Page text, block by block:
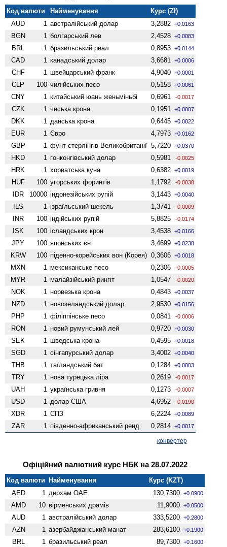
Код валюти Найменування
Курс (Zł)
AUD
1 австралійський долар 3,2882 +0.0163
BGN 1 болгарський лев 2,4528 +0.0083
BRL 1 бразильський реал 0,8953 +0.0144
CAD 1 канадський долар 3,6681 +0.0006
CHF 1 швейцарський франк 4,9040 +0.0001
CLP 100 чилійських песо 0,5158 +0.0061
CNY 1 китайський юань женьмiньбi 0,6961 -0.0017
CZK 1 чеська крона 0,1951 +0.0007
DKK 1 данська крона 0,6445 +0.0022
EUR 1 Євро 4,7973 +0.0162
GBP 1 фунт стерлінгів Велико­британії 5,7220 +0.0370
HKD 1 гонконгівський долар 0,5981 -0.0025
HRK 1 хорватська куна 0,6382 +0.0019
HUF 100 угорських форинтів 1,1792 -0.0038
IDR 10000 індонезійських рупій 3,1443 +0.0040
ILS 1 ізраїльський шекель 1,3741 -0.0009
INR 100 індійських рупій 5,8825 -0.0174
ISK 100 ісландських крон 3,4538 +0.0166
JPY 100 японських єн 3,4699 +0.0238
KRW 100 піденно-корейських вон (Корея) 0,3606 +0.0018
MXN 1 мексиканське песо 0,2306 -0.0005
MYR 1 малайзійський рингіт 1,0547 -0.0020
NOK 1 норвезька крона 0,4843 +0.0037
NZD 1 ново­зеландський долар 2,9530 +0.0156
PHP 1 філіппінське песо 0,0841 -0.0006
RON 1 новий румунський лей 0,9720 +0.0030
SEK 1 шведська крона 0,4595 +0.0018
SGD 1 сінгапурський долар 3,4002 +0.0040
THB 1 таїландський бат 0,1284 +0.0003
TRY 1 нова турецька ліра 0,2619 -0.0017
UAH 1 українська гривня 0,1273 -0.0007
USD 1 долар США 4,6952 -0.0190
XDR 1 СПЗ 6,2224 +0.0089
ZAR 1 південно-африканський ренд 0,2814 +0.0017
конвертер
Офіційний валютний курс НБК на 28.07.2022
Код валюти Найменування
Курс (KZT)
AED
1 дирхам ОАЕ 130,7300 +0.0900
AMD 10 вiрменських драмів 11,9000 +0.0500
AUD 1 австралійський долар 333,5200 +0.2800
AZN 1 азербайджанський манат 283,6100 +0.1900
BRL 1 бразильський реал 89,7300 +0.1600